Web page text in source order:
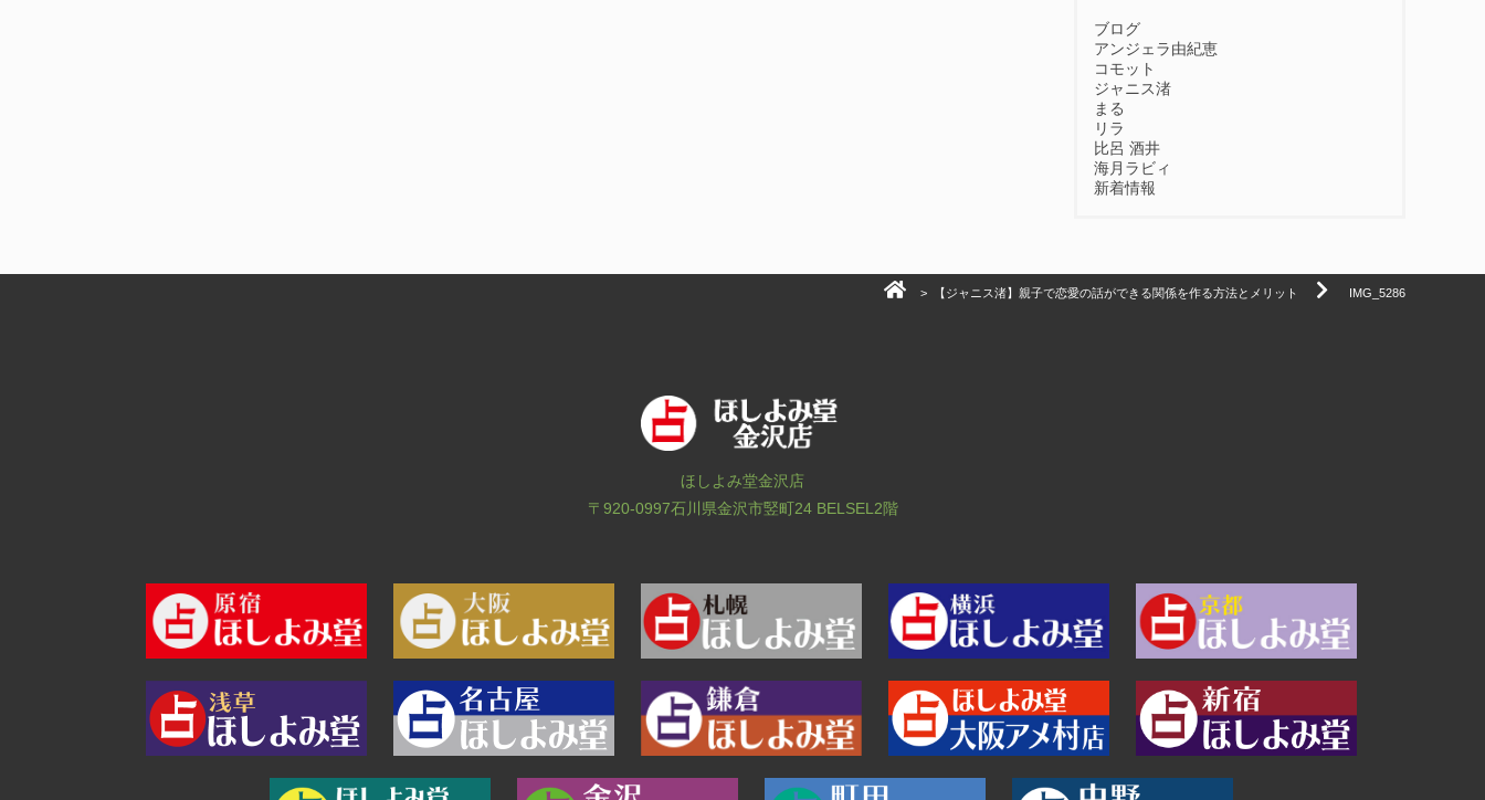
ブログ
アンジェラ由紀恵
コモット
ジャニス渚
まる
リラ
比呂 酒井
海月ラビィ
新着情報
> 【ジャニス渚】親子で恋愛の話ができる関係を作る方法とメリット IMG_5286
ほしよみ堂金沢店
〒920-0997石川県金沢市竪町24 BELSEL2階